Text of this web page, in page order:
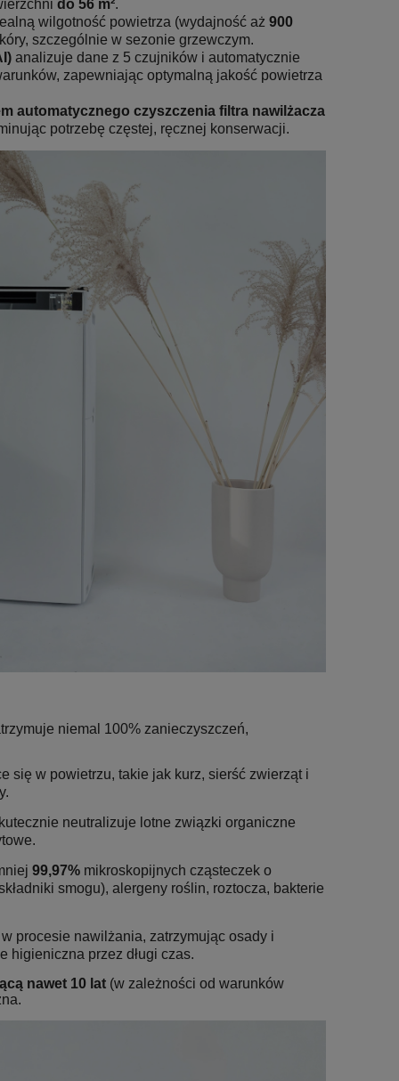
do 56 m².
wilgotność powietrza (wydajność aż 900
szczególnie w sezonie grzewczym.
analizuje dane z 5 czujników i automatycznie
zapewniając optymalną jakość powietrza
automatycznego czyszczenia filtra nawilżacza
potrzebę częstej, ręcznej konserwacji.
niemal 100% zanieczyszczeń,
się w powietrzu, takie jak kurz, sierść zwierząt i
neutralizuje lotne związki organiczne
99,97% mikroskopijnych cząsteczek o
smogu), alergeny roślin, roztocza, bakterie
procesie nawilżania, zatrzymując osady i
higieniczna przez długi czas.
nawet 10 lat (w zależności od warunków